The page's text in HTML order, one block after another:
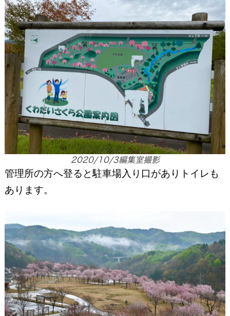
2020/10/3編集室撮影
管理所の方へ登ると駐車場入り口がありトイレも
あります。